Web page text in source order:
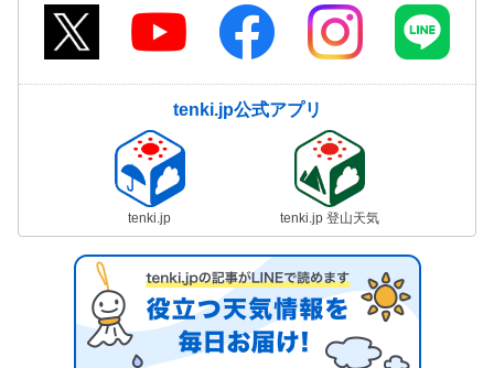
tenki.jp公式アプリ
tenki.jp tenki.jp 登山天気